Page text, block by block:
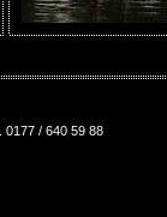
0177 / 640 59 88